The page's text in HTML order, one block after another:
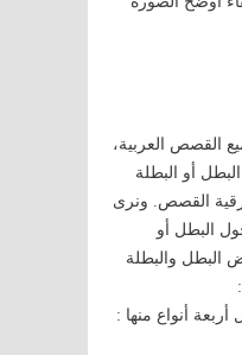
القصص العربية،
أو البطلة
القصص. ونرى
البطل أو
البطل والبطلة
أنواع منها :